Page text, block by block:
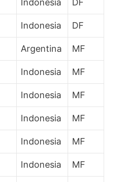
Indonesia DF
Indonesia DF
Argentina MF
Indonesia MF
Indonesia MF
Indonesia MF
Indonesia MF
Indonesia MF